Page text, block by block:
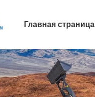
Главная страница